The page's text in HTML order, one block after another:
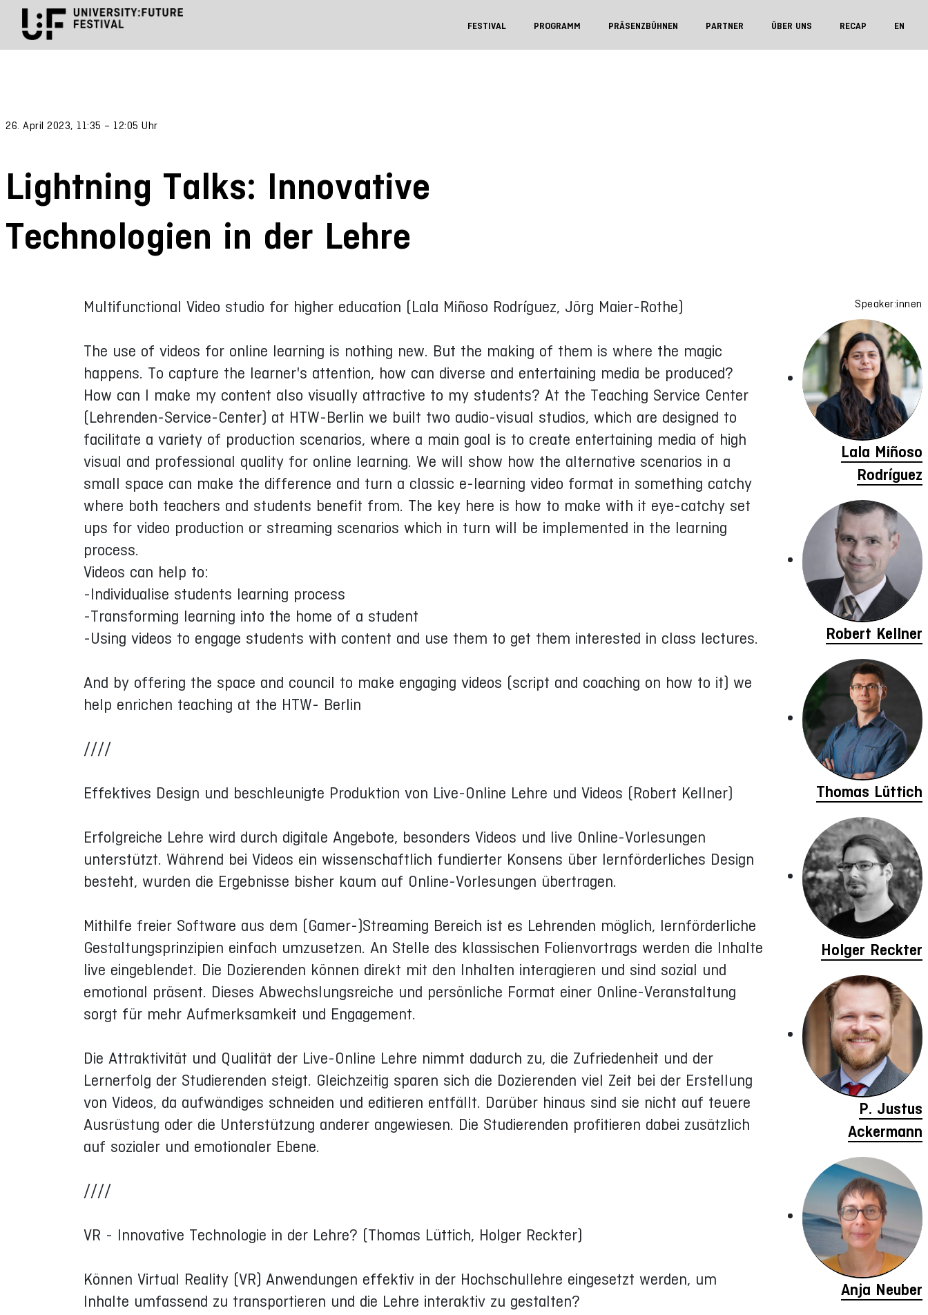
FESTIVAL PROGRAMM PRÄSENZBÜHNEN PARTNER ÜBER UNS RECAP EN
26. April 2023, 11:35 – 12:05 Uhr
Lightning Talks: Innovative
Technologien in der Lehre
Multifunctional Video studio for higher education (Lala Miñoso Rodríguez, Jörg Maier-Rothe)
The use of videos for online learning is nothing new. But the making of them is where the magic
happens. To capture the learner's attention, how can diverse and entertaining media be produced?
How can I make my content also visually attractive to my students? At the Teaching Service Center
(Lehrenden-Service-Center) at HTW-Berlin we built two audio-visual studios, which are designed to
facilitate a variety of production scenarios, where a main goal is to create entertaining media of high
visual and professional quality for online learning. We will show how the alternative scenarios in a
small space can make the difference and turn a classic e-learning video format in something catchy
where both teachers and students benefit from. The key here is how to make with it eye-catchy set
ups for video production or streaming scenarios which in turn will be implemented in the learning
process.
Videos can help to:
-Individualise students learning process
-Transforming learning into the home of a student
-Using videos to engage students with content and use them to get them interested in class lectures.
And by offering the space and council to make engaging videos (script and coaching on how to it) we
help enrichen teaching at the HTW- Berlin
////
Effektives Design und beschleunigte Produktion von Live-Online Lehre und Videos (Robert Kellner)
Erfolgreiche Lehre wird durch digitale Angebote, besonders Videos und live Online-Vorlesungen
unterstützt. Während bei Videos ein wissenschaftlich fundierter Konsens über lernförderliches Design
besteht, wurden die Ergebnisse bisher kaum auf Online-Vorlesungen übertragen.
Mithilfe freier Software aus dem (Gamer-)Streaming Bereich ist es Lehrenden möglich, lernförderliche
Gestaltungsprinzipien einfach umzusetzen. An Stelle des klassischen Folienvortrags werden die Inhalte
live eingeblendet. Die Dozierenden können direkt mit den Inhalten interagieren und sind sozial und
emotional präsent. Dieses Abwechslungsreiche und persönliche Format einer Online-Veranstaltung
sorgt für mehr Aufmerksamkeit und Engagement.
Die Attraktivität und Qualität der Live-Online Lehre nimmt dadurch zu, die Zufriedenheit und der
Lernerfolg der Studierenden steigt. Gleichzeitig sparen sich die Dozierenden viel Zeit bei der Erstellung
von Videos, da aufwändiges schneiden und editieren entfällt. Darüber hinaus sind sie nicht auf teuere
Ausrüstung oder die Unterstützung anderer angewiesen. Die Studierenden profitieren dabei zusätzlich
auf sozialer und emotionaler Ebene.
////
VR - Innovative Technologie in der Lehre? (Thomas Lüttich, Holger Reckter)
Können Virtual Reality (VR) Anwendungen effektiv in der Hochschullehre eingesetzt werden, um
Inhalte umfassend zu transportieren und die Lehre interaktiv zu gestalten?
Speaker:innen
Lala Miñoso
Rodríguez
Robert Kellner
Thomas Lüttich
Holger Reckter
P. Justus
Ackermann
Anja Neuber